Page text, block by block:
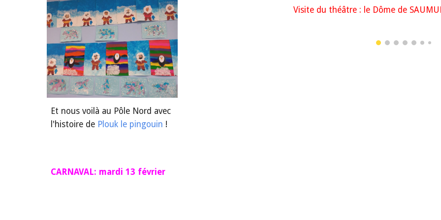
Et nous voilà au Pôle Nord avec
l'histoire dePlouk le pingouin !
Visite du théâtre : le Dôme de
CARNAVAL: mardi 13 février